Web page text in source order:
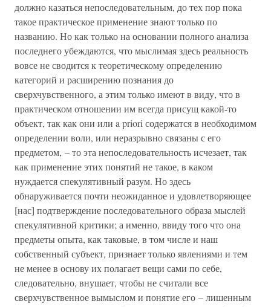
должно казаться непоследовательным, до тех пор пока
такое практическое применение знают только по
названию. Но как только на основании полного анализа
последнего убеждаются, что мыслимая здесь реальность
вовсе не сводится к теоретическому определению
категорий и расширению познания до
сверхчувственного, а этим только имеют в виду, что в
практическом отношении им всегда присущ какой-то
объект, так как они или a priori содержатся в необходимом
определении воли, или неразрывно связаны с его
предметом, – то эта непоследовательность исчезает, так
как применение этих понятий не такое, в каком
нуждается спекулятивный разум. Но здесь
обнаруживается почти неожиданное и удовлетворяющее
[нас] подтверждение последовательного образа мыслей
спекулятивной критики; а именно, ввиду того что она
предметы опыта, как таковые, в том числе и наш
собственный субъект, признает только явлениями и тем
не менее в основу их полагает вещи сами по себе,
следовательно, внушает, чтобы не считали все
сверхчувственное вымыслом и понятие его – лишенным